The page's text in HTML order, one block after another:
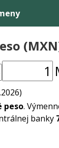
peso.
banky